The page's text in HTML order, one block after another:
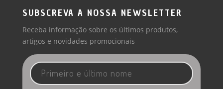
SUBSCREVA A NOSSA NEWSLETTER
Receba informação sobre os últimos produtos,
artigos e novidades promocionais